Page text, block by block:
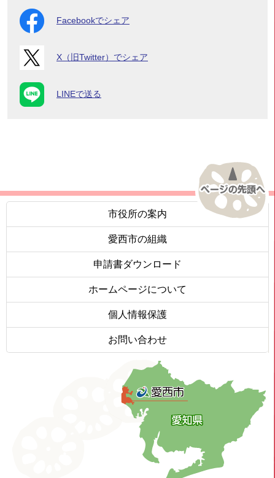
Facebookでシェア
X（旧Twitter）でシェア
LINEで送る
市役所の案内
愛西市の組織
申請書ダウンロード
ホームページについて
個人情報保護
お問い合わせ